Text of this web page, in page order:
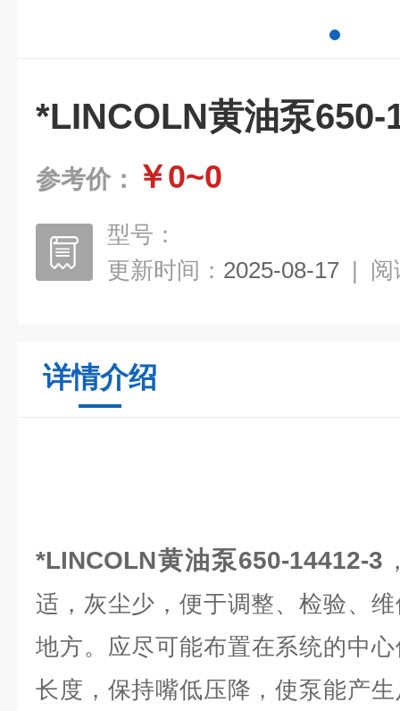
*LINCOLN黄油泵650-
参考价： ￥0~0
型号：
更新时间： 2025-08-17 | 阅
详情介绍
*LINCOLN黄油泵650-14412-3
适，灰尘少，便于调整、检验、
地方。 应尽可能布置在系统的中
长度，保持嘴低压降，使泵能产